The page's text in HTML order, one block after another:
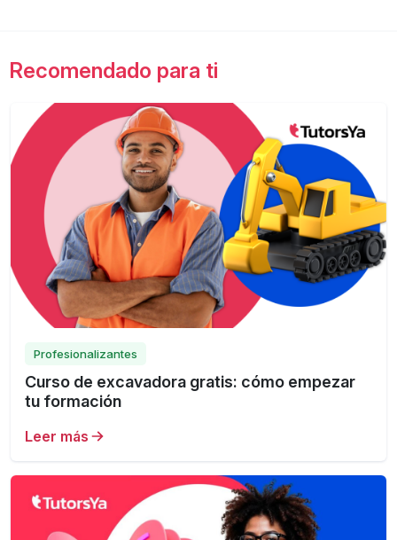
Recomendado para ti
Profesionalizantes
Curso de excavadora gratis: cómo empezar
tu formación
Leer más